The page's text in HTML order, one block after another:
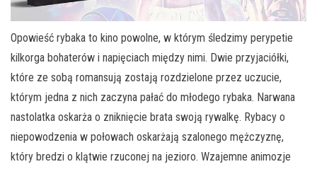
Opowieść rybaka to kino powolne, w którym śledzimy perypetie
kilkorga bohaterów i napięciach między nimi. Dwie przyjaciółki,
które ze sobą romansują zostają rozdzielone przez uczucie,
którym jedna z nich zaczyna pałać do młodego rybaka. Narwana
nastolatka oskarża o zniknięcie brata swoją rywalkę. Rybacy o
niepowodzenia w połowach oskarżają szalonego mężczyznę,
który bredzi o klątwie rzuconej na jezioro. Wzajemne animozje